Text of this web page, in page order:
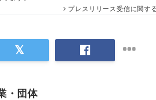
プレスリリース受信に関す
・団体